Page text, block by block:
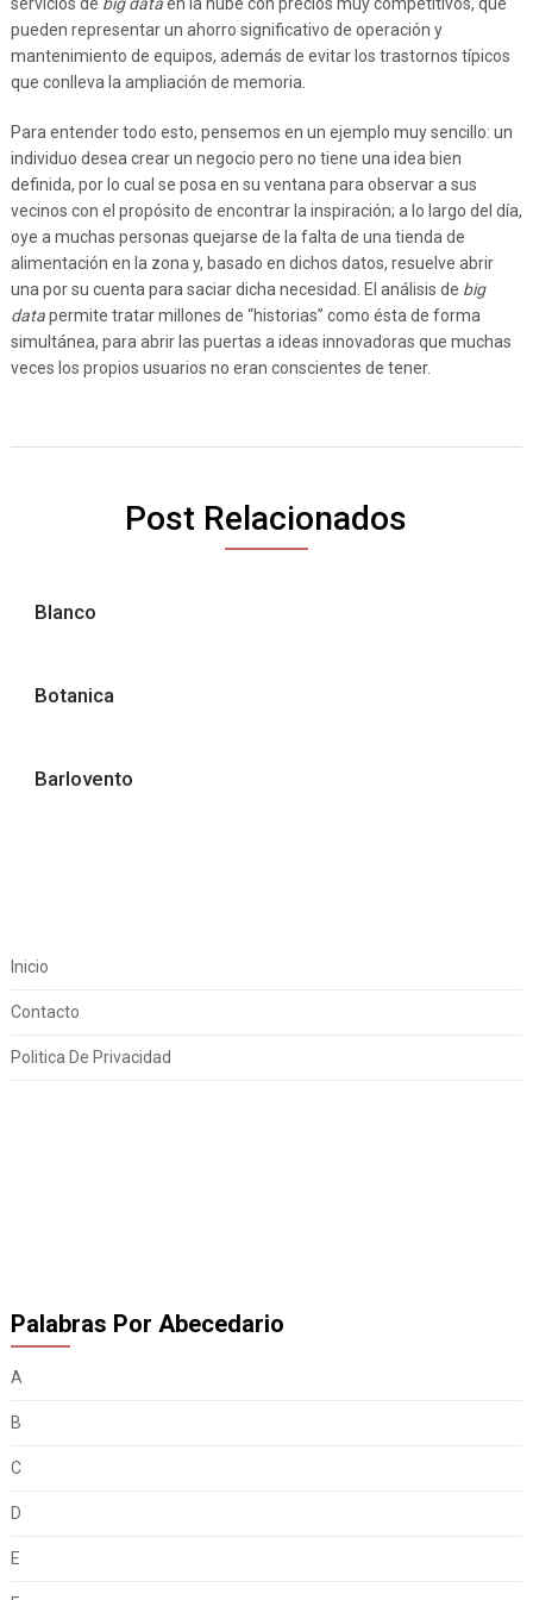
pueden representar un ahorro significativo de operación y
mantenimiento de equipos, además de evitar los trastornos típicos
que conlleva la ampliación de memoria.
Para entender todo esto, pensemos en un ejemplo muy sencillo: un
individuo desea crear un negocio pero no tiene una idea bien
definida, por lo cual se posa en su ventana para observar a sus
vecinos con el propósito de encontrar la inspiración; a lo largo del día,
oye a muchas personas quejarse de la falta de una tienda de
alimentación en la zona y, basado en dichos datos, resuelve abrir
una por su cuenta para saciar dicha necesidad. El análisis de big
datapermite tratar millones de “historias” como ésta de forma
simultánea, para abrir las puertas a ideas innovadoras que muchas
veces los propios usuarios no eran conscientes de tener.
Post Relacionados
Blanco
Botanica
Barlovento
Inicio
Contacto
Politica De Privacidad
Palabras Por Abecedario
A
B
C
D
E